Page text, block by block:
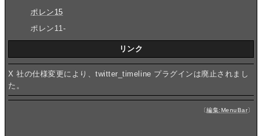
ポレン15
ポレン11-
リンク
X 社の仕様変更により、twitter_timeline プラグインは廃止されまし
た。
〔編集:MenuBar〕